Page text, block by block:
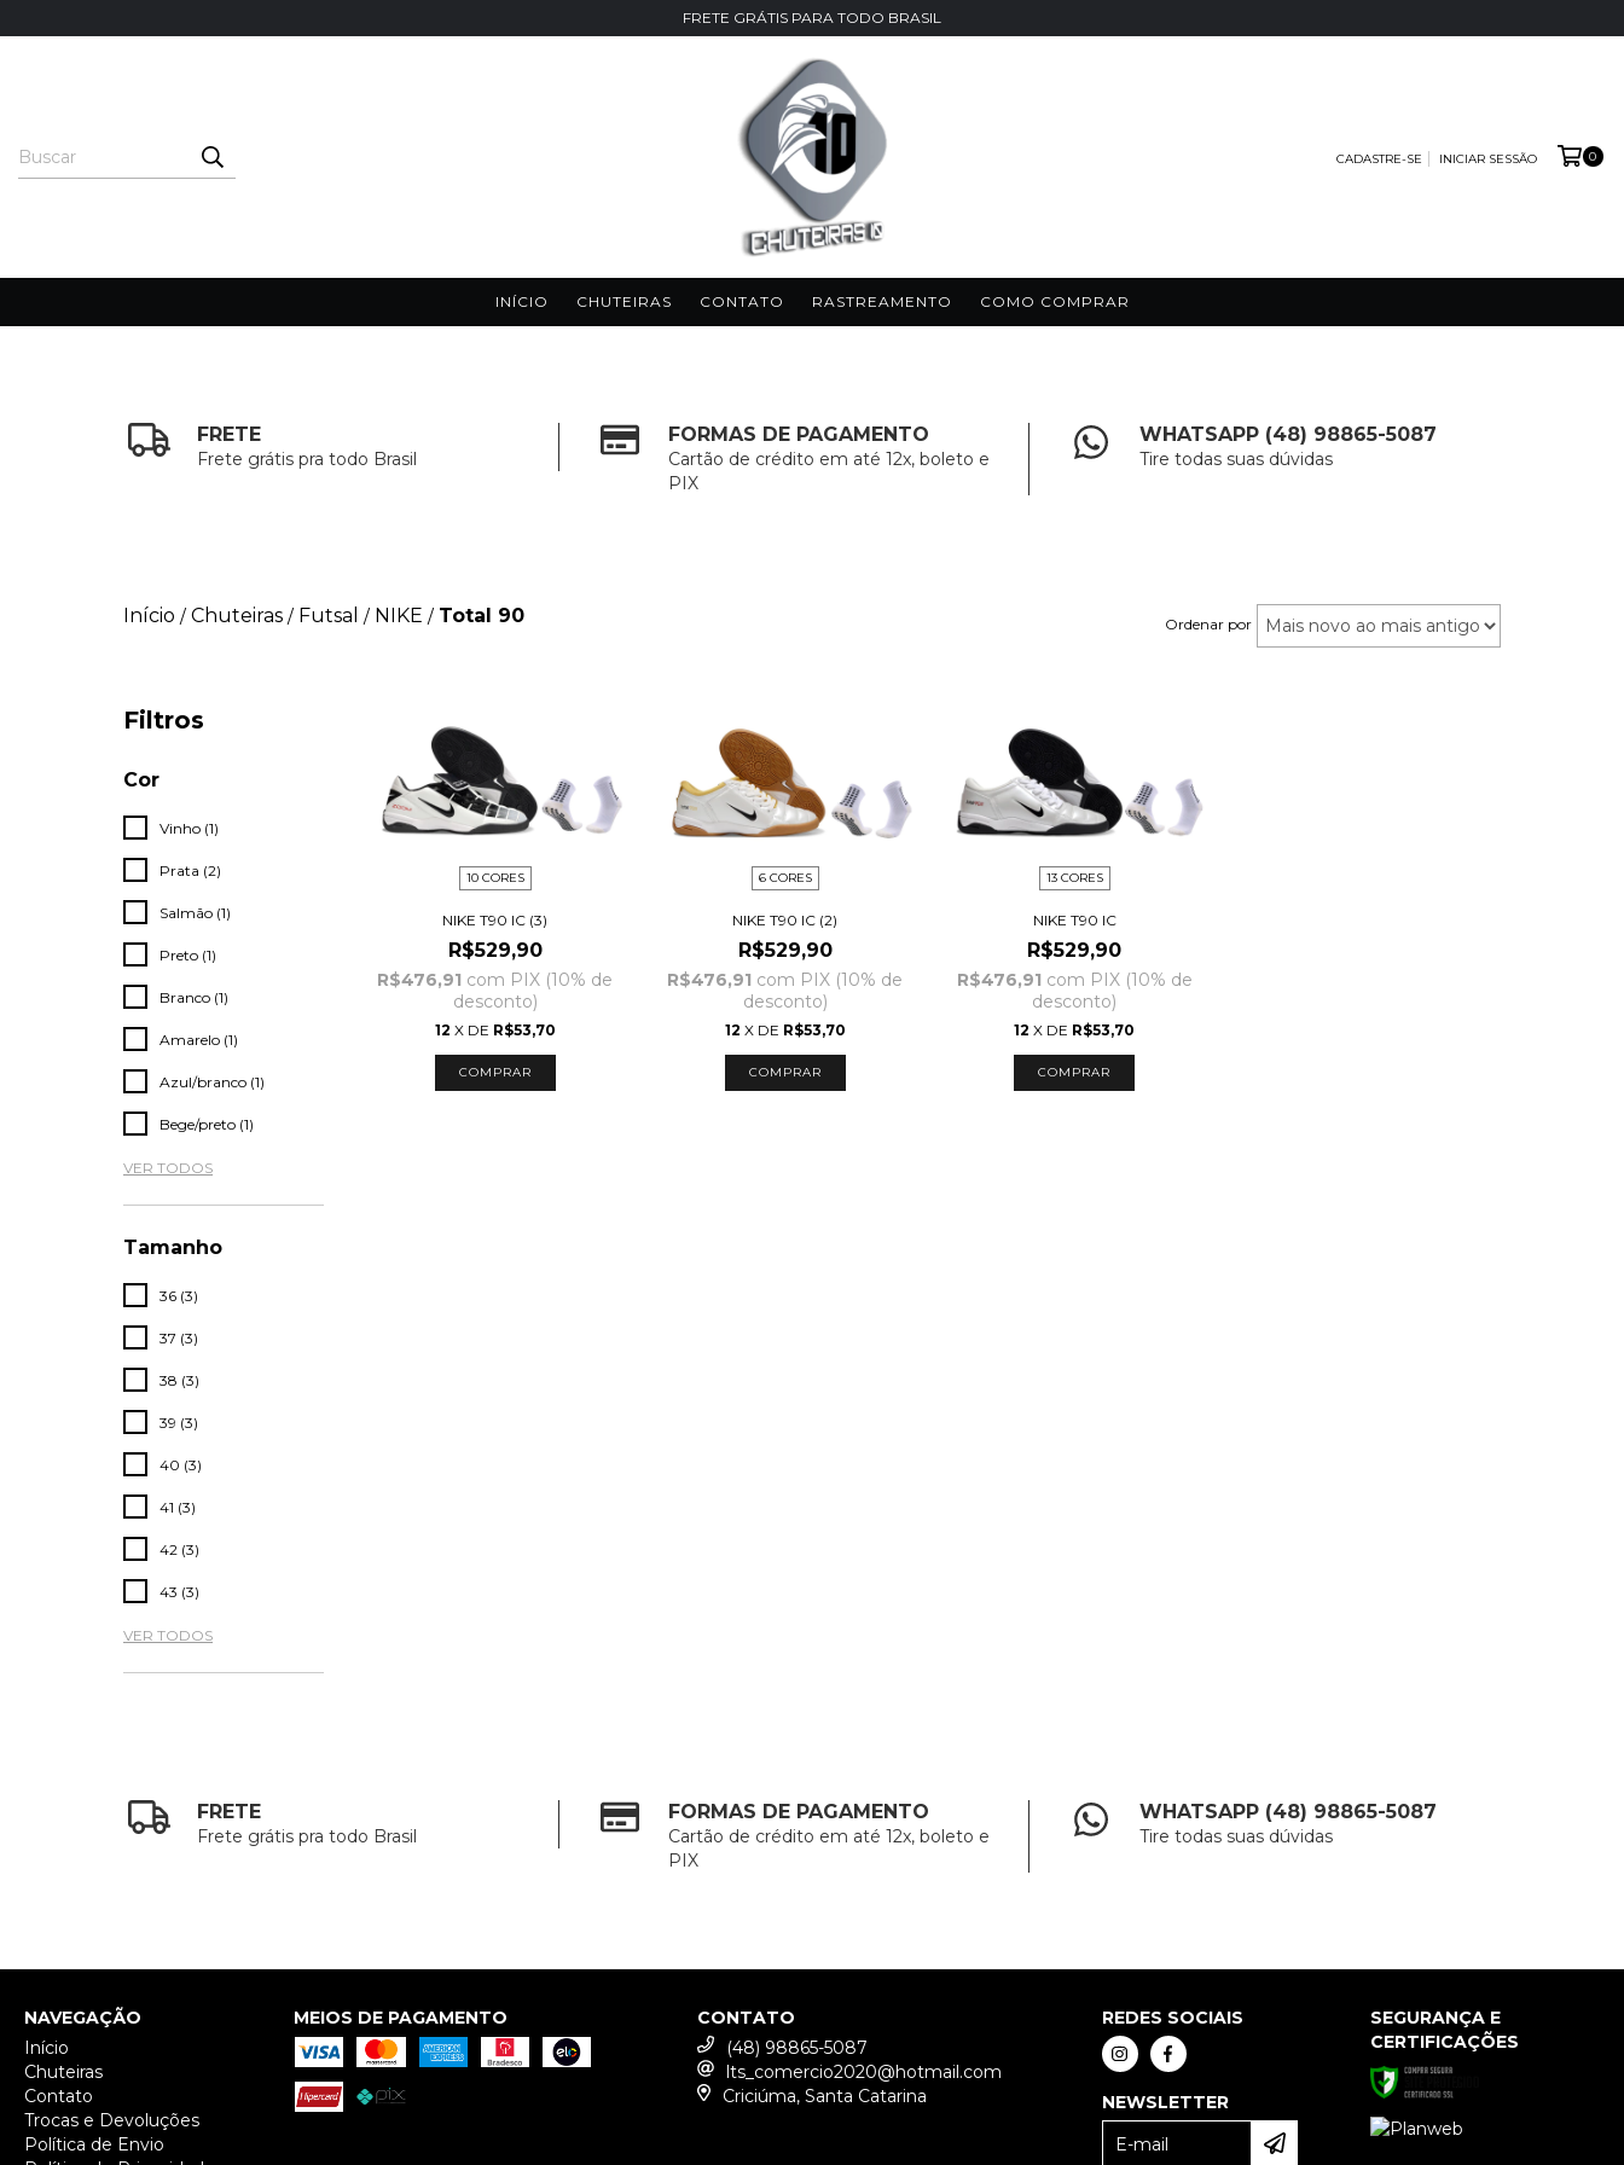
FRETE GRÁTIS PARA TODO BRASIL
CADASTRE-SE INICIAR SESSÃO 0
INÍCIO CHUTEIRAS CONTATO RASTREAMENTO COMO COMPRAR
FRETE
Frete grátis pra todo Brasil
FORMAS DE PAGAMENTO
Cartão de crédito em até 12x, boleto e
PIX
WHATSAPP (48) 98865-5087
Tire todas suas dúvidas
Início / Chuteiras / Futsal / NIKE / Total 90 Ordenar por
Filtros
Cor
Vinho (1)
Prata (2)
Salmão (1)
Preto (1)
Branco (1)
Amarelo (1)
Azul/branco (1)
Bege/preto (1)
VER TODOS
Tamanho
36 (3)
37 (3)
38 (3)
39 (3)
40 (3)
41 (3)
42 (3)
43 (3)
VER TODOS
10 CORES
NIKE T90 IC (3)
R$529,90
R$476,91 com PIX (10% de
desconto)
12 X DE R$53,70
COMPRAR
6 CORES
NIKE T90 IC (2)
R$529,90
R$476,91 com PIX (10% de
desconto)
12 X DE R$53,70
COMPRAR
13 CORES
NIKE T90 IC
R$529,90
R$476,91 com PIX (10% de
desconto)
12 X DE R$53,70
COMPRAR
FRETE
Frete grátis pra todo Brasil
FORMAS DE PAGAMENTO
Cartão de crédito em até 12x, boleto e
PIX
WHATSAPP (48) 98865-5087
Tire todas suas dúvidas
NAVEGAÇÃO
Início
Chuteiras
Contato
Trocas e Devoluções
Política de Envio
MEIOS DE PAGAMENTO
CONTATO
(48) 98865-5087
lts_comercio2020@hotmail.com
Criciúma, Santa Catarina
REDES SOCIAIS
NEWSLETTER
SEGURANÇA E
CERTIFICAÇÕES